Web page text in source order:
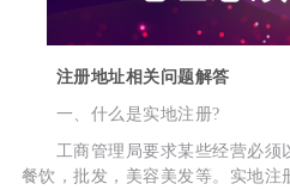
注册地址相关问题解答
一、什么是实地注册?
工商管理局要求某些经营必须
餐饮，批发，美容美发等。实地注